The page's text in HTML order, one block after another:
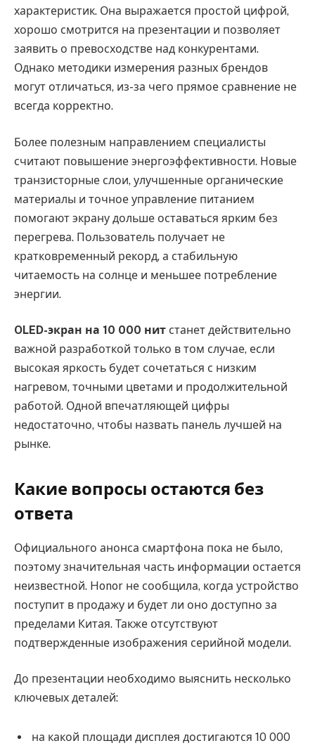
характеристик. Она выражается простой цифрой,
хорошо смотрится на презентации и позволяет
заявить о превосходстве над конкурентами.
Однако методики измерения разных брендов
могут отличаться, из-за чего прямое сравнение не
всегда корректно.
Более полезным направлением специалисты
считают повышение энергоэффективности. Новые
транзисторные слои, улучшенные органические
материалы и точное управление питанием
помогают экрану дольше оставаться ярким без
перегрева. Пользователь получает не
кратковременный рекорд, а стабильную
читаемость на солнце и меньшее потребление
энергии.
OLED-экран на 10 000 нит станет действительно
важной разработкой только в том случае, если
высокая яркость будет сочетаться с низким
нагревом, точными цветами и продолжительной
работой. Одной впечатляющей цифры
недостаточно, чтобы назвать панель лучшей на
рынке.
Какие вопросы остаются без
ответа
Официального анонса смартфона пока не было,
поэтому значительная часть информации остается
неизвестной. Honor не сообщила, когда устройство
поступит в продажу и будет ли оно доступно за
пределами Китая. Также отсутствуют
подтвержденные изображения серийной модели.
До презентации необходимо выяснить несколько
ключевых деталей:
на какой площади дисплея достигаются 10 000